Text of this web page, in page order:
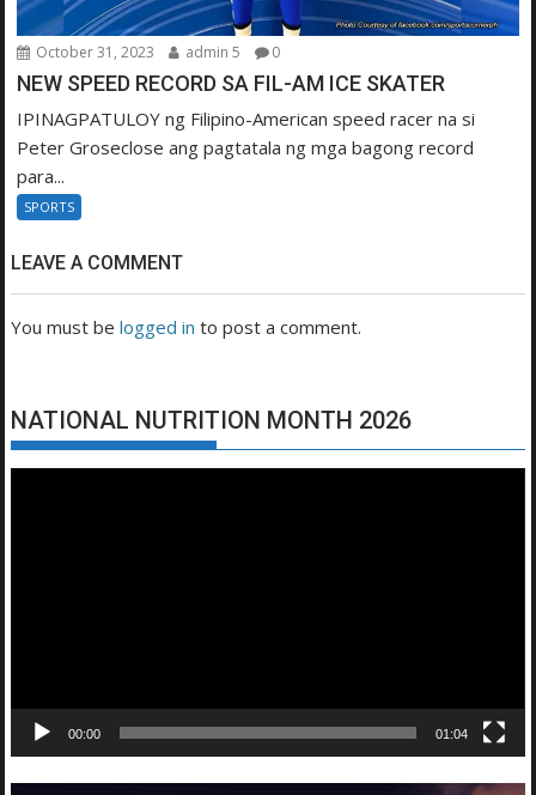
October 31, 2023 admin 5 0
NEW SPEED RECORD SA FIL-AM ICE SKATER
IPINAGPATULOY ng Filipino-American speed racer na si
Peter Groseclose ang pagtatala ng mga bagong record
para...
SPORTS
LEAVE A COMMENT
You must belogged in to post a comment.
NATIONAL NUTRITION MONTH 2026
00:00 01:04